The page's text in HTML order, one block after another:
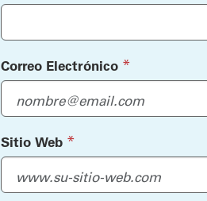
Correo Electrónico (required)
*
Sitio Web (required)
*